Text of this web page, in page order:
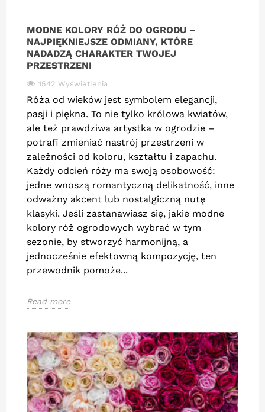
MODNE KOLORY RÓŻ DO OGRODU –
NAJPIĘKNIEJSZE ODMIANY, KTÓRE
NADADZĄ CHARAKTER TWOJEJ
PRZESTRZENI
1542 Wyświetlenia
Róża od wieków jest symbolem elegancji,
pasji i piękna. To nie tylko królowa kwiatów,
ale też prawdziwa artystka w ogrodzie –
potrafi zmieniać nastrój przestrzeni w
zależności od koloru, kształtu i zapachu.
Każdy odcień róży ma swoją osobowość:
jedne wnoszą romantyczną delikatność, inne
odważny akcent lub nostalgiczną nutę
klasyki. Jeśli zastanawiasz się, jakie modne
kolory róż ogrodowych wybrać w tym
sezonie, by stworzyć harmonijną, a
jednocześnie efektowną kompozycję, ten
przewodnik pomoże...
Read more